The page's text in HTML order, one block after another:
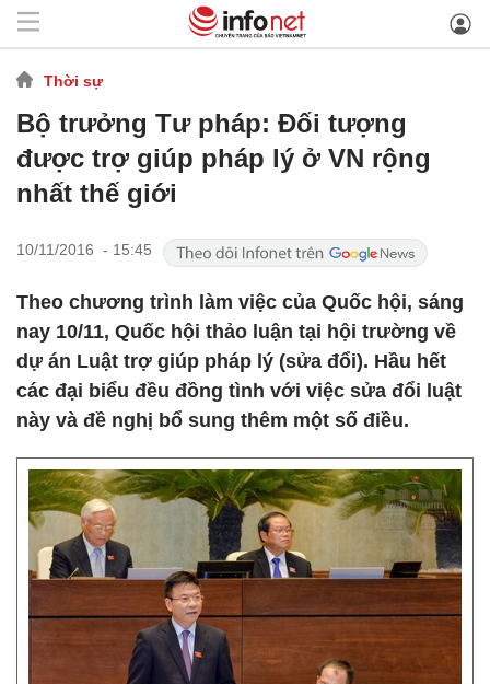
Thời sự
Bộ trưởng Tư pháp: Đối tượng
được trợ giúp pháp lý ở VN rộng
nhất thế giới
10/11/2016 - 15:45
Theo chương trình làm việc của Quốc hội, sáng
nay 10/11, Quốc hội thảo luận tại hội trường về
dự án Luật trợ giúp pháp lý (sửa đổi). Hầu hết
các đại biểu đều đồng tình với việc sửa đổi luật
này và đề nghị bổ sung thêm một số điều.